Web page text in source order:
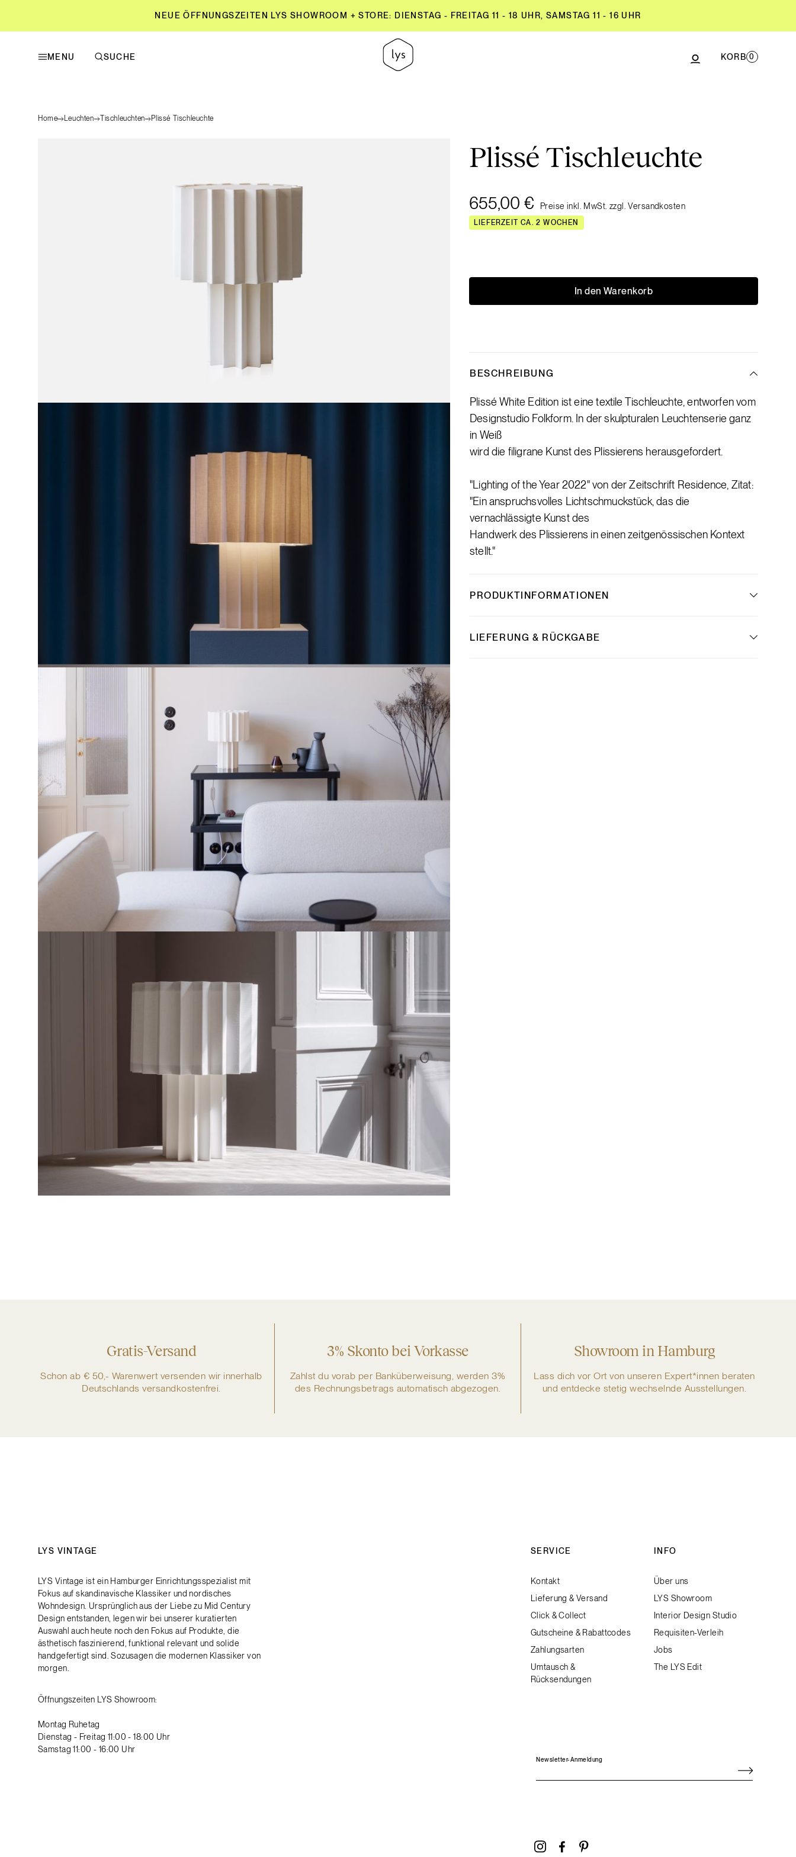
NEUE ÖFFNUNGSZEITEN LYS SHOWROOM + STORE: DIENSTAG - FREITAG 11 - 18 UHR, SAMSTAG 11 - 16 UHR
MENU SUCHE KORB 0
Home Leuchten Tischleuchten Plissé Tischleuchte
Plissé Tischleuchte
655,00 € Preise inkl. MwSt. zzgl. Versandkosten
LIEFERZEIT CA. 2 WOCHEN
In den Warenkorb
BESCHREIBUNG
Plissé White Edition ist eine textile Tischleuchte, entworfen vom
Designstudio Folkform. In der skulpturalen Leuchtenserie ganz
in Weiß
wird die filigrane Kunst des Plissierens herausgefordert.
"Lighting of the Year 2022" von der Zeitschrift Residence, Zitat:
"Ein anspruchsvolles Lichtschmuckstück, das die
vernachlässigte Kunst des
Handwerk des Plissierens in einen zeitgenössischen Kontext
stellt."
PRODUKTINFORMATIONEN
LIEFERUNG & RÜCKGABE
Gratis-Versand
Schon ab € 50,- Warenwert versenden wir innerhalb
Deutschlands versandkostenfrei.
3% Skonto bei Vorkasse
Zahlst du vorab per Banküberweisung, werden 3%
des Rechnungsbetrags automatisch abgezogen.
Showroom in Hamburg
Lass dich vor Ort von unseren Expert*innen beraten
und entdecke stetig wechselnde Ausstellungen.
LYS VINTAGE
LYS Vintage ist ein Hamburger Einrichtungsspezialist mit
Fokus auf skandinavische Klassiker und nordisches
Wohndesign. Ursprünglich aus der Liebe zu Mid Century
Design entstanden, legen wir bei unserer kuratierten
Auswahl auch heute noch den Fokus auf Produkte, die
ästhetisch faszinierend, funktional relevant und solide
handgefertigt sind. Sozusagen die modernen Klassiker von
morgen.
Öffnungszeiten LYS Showroom:
Montag Ruhetag
Dienstag - Freitag 11:00 - 18:00 Uhr
Samstag 11:00 - 16:00 Uhr
SERVICE
Kontakt
Lieferung & Versand
Click & Collect
Gutscheine & Rabattcodes
Zahlungsarten
Umtausch &
Rücksendungen
INFO
Über uns
LYS Showroom
Interior Design Studio
Requisiten-Verleih
Jobs
The LYS Edit
Newsletter-Anmeldung